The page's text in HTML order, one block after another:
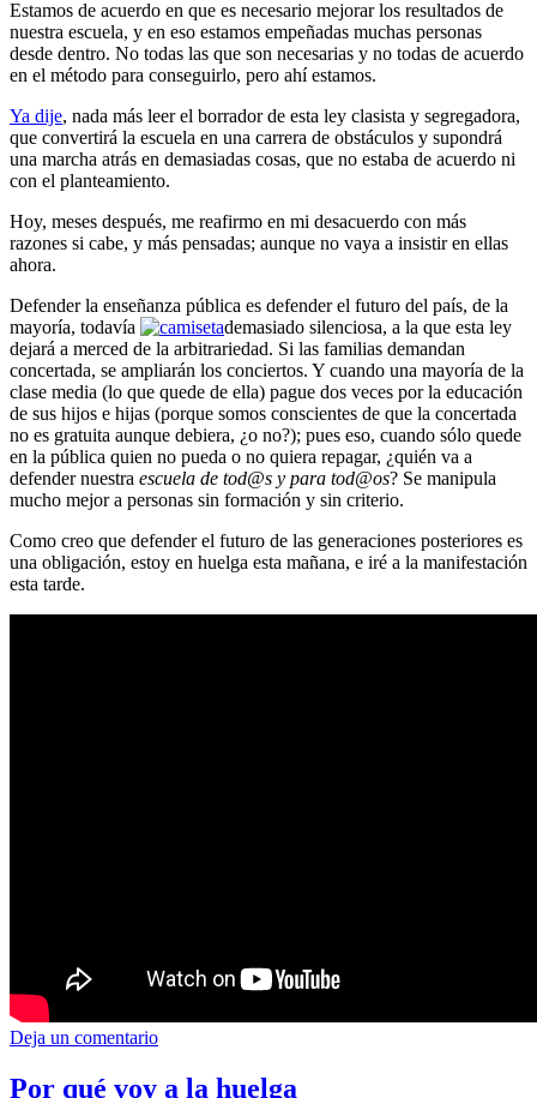
Estamos de acuerdo en que es necesario mejorar los resultados de
nuestra escuela, y en eso estamos empeñadas muchas personas
desde dentro. No todas las que son necesarias y no todas de acuerdo
en el método para conseguirlo, pero ahí estamos.
Ya dije, nada más leer el borrador de esta ley clasista y segregadora,
que convertirá la escuela en una carrera de obstáculos y supondrá
una marcha atrás en demasiadas cosas, que no estaba de acuerdo ni
con el planteamiento.
Hoy, meses después, me reafirmo en mi desacuerdo con más
razones si cabe, y más pensadas; aunque no vaya a insistir en ellas
ahora.
Defender la enseñanza pública es defender el futuro del país, de la
mayoría, todavía
demasiado silenciosa, a la que esta ley
dejará a merced de la arbitrariedad. Si las familias demandan
concertada, se ampliarán los conciertos. Y cuando una mayoría de la
clase media (lo que quede de ella) pague dos veces por la educación
de sus hijos e hijas (porque somos conscientes de que la concertada
no es gratuita aunque debiera, ¿o no?); pues eso, cuando sólo quede
en la pública quien no pueda o no quiera repagar, ¿quién va a
defender nuestra escuela de tod@s y para tod@os? Se manipula
mucho mejor a personas sin formación y sin criterio.
Como creo que defender el futuro de las generaciones posteriores es
una obligación, estoy en huelga esta mañana, e iré a la manifestación
esta tarde.
Deja un comentario
Por qué voy a la huelga